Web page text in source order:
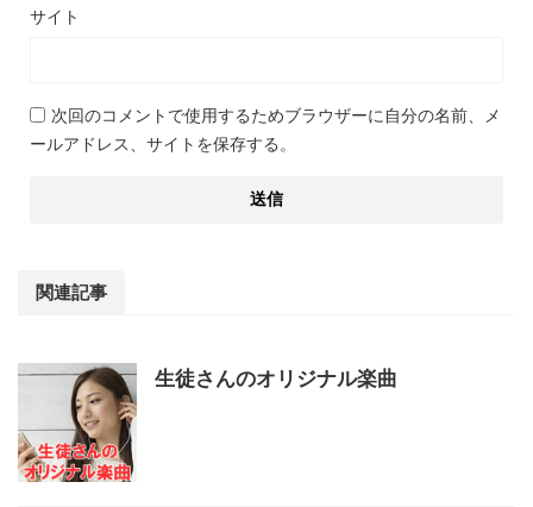
サイト
次回のコメントで使用するためブラウザーに自分の名前、メ
ールアドレス、サイトを保存する。
関連記事
生徒さんのオリジナル楽曲